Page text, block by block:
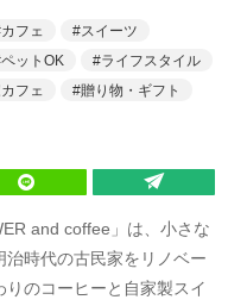
カフェ
スイーツ
ペットOK
ライフスタイル
フェ
贈り物・ギフト
and coffee」は、小さな
時代の古民家をリノベー
のコーヒーと自家製スイ